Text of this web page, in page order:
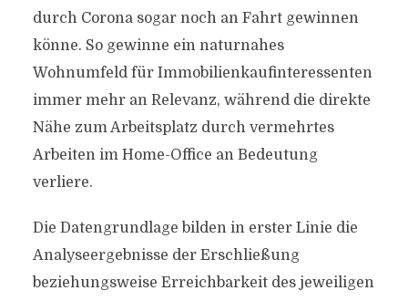
durch Corona sogar noch an Fahrt gewinnen
könne. So gewinne ein naturnahes
Wohnumfeld für Immobilienkaufinteressenten
immer mehr an Relevanz, während die direkte
Nähe zum Arbeitsplatz durch vermehrtes
Arbeiten im Home-Office an Bedeutung
verliere.
Die Datengrundlage bilden in erster Linie die
Analyseergebnisse der Erschließung
beziehungsweise Erreichbarkeit des jeweiligen